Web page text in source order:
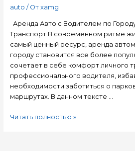
auto / От xamg
Аренда Авто с Водителем по
Транспорт В современном ритме
самый ценный ресурс, аренда
городу становится все более
сочетает в себе комфорт личного
профессионального водителя,
необходимости заботиться о
маршрутах. В данном тексте …
Читать полностью »